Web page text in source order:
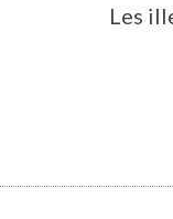
Les